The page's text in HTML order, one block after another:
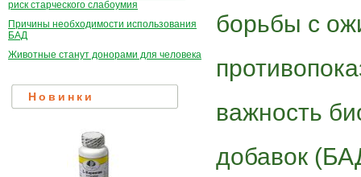
риск старческого слабоумия
Причины необходимости использования
БАД
Животные станут донорами для человека
Новинки
борьбы с
важность
добавок